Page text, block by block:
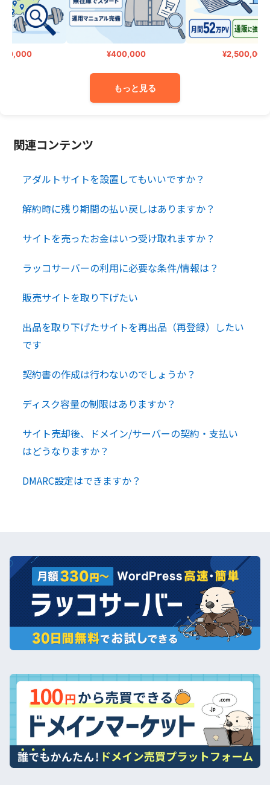
¥400,000 ¥2,500,000
もっと見る
関連コンテンツ
アダルトサイトを設置してもいいですか？
解約時に残り期間の払い戻しはありますか？
サイトを売ったお金はいつ受け取れますか？
ラッコサーバーの利用に必要な条件/情報は？
販売サイトを取り下げたい
出品を取り下げたサイトを再出品（再登録）したい
です
契約書の作成は行わないのでしょうか？
ディスク容量の制限はありますか？
サイト売却後、ドメイン/サーバーの契約・支払い
はどうなりますか？
DMARC設定はできますか？